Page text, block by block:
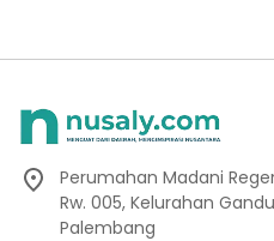
Perumahan Madani
Rw. 005, Kelurahan
Palembang